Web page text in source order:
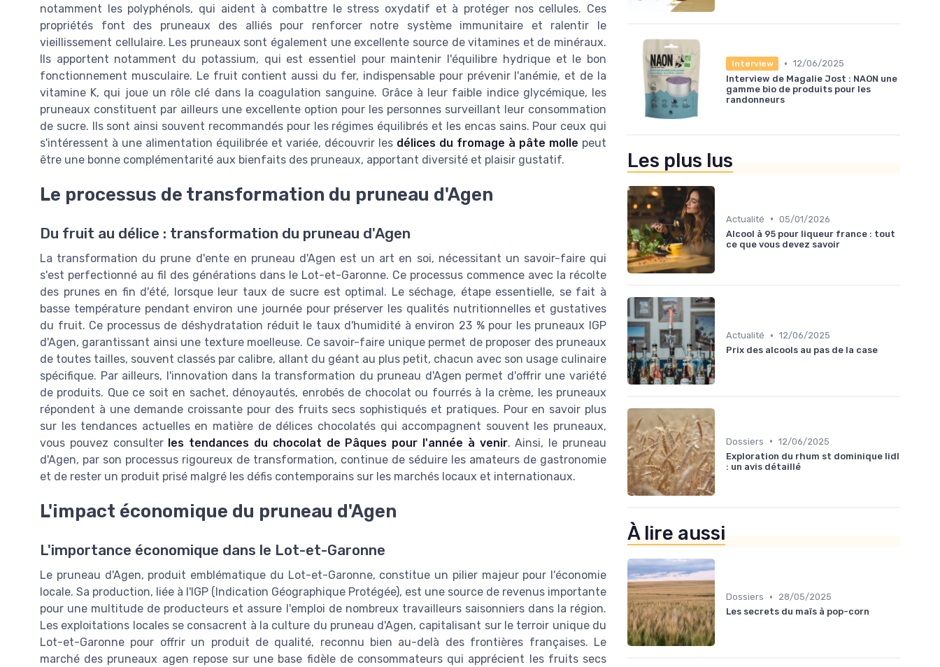
notamment les polyphénols, qui aident à combattre le stress oxydatif et à protéger nos cellules. Ces
propriétés font des pruneaux des alliés pour renforcer notre système immunitaire et ralentir le
vieillissement cellulaire. Les pruneaux sont également une excellente source de vitamines et de minéraux.
Ils apportent notamment du potassium, qui est essentiel pour maintenir l'équilibre hydrique et le bon
fonctionnement musculaire. Le fruit contient aussi du fer, indispensable pour prévenir l'anémie, et de la
vitamine K, qui joue un rôle clé dans la coagulation sanguine. Grâce à leur faible indice glycémique, les
pruneaux constituent par ailleurs une excellente option pour les personnes surveillant leur consommation
de sucre. Ils sont ainsi souvent recommandés pour les régimes équilibrés et les encas sains. Pour ceux qui
s'intéressent à une alimentation équilibrée et variée, découvrir les délices du fromage à pâte molle peut
être une bonne complémentarité aux bienfaits des pruneaux, apportant diversité et plaisir gustatif.
Le processus de transformation du pruneau d'Agen
Du fruit au délice : transformation du pruneau d'Agen
La transformation du prune d'ente en pruneau d'Agen est un art en soi, nécessitant un savoir-faire qui
s'est perfectionné au fil des générations dans le Lot-et-Garonne. Ce processus commence avec la récolte
des prunes en fin d'été, lorsque leur taux de sucre est optimal. Le séchage, étape essentielle, se fait à
basse température pendant environ une journée pour préserver les qualités nutritionnelles et gustatives
du fruit. Ce processus de déshydratation réduit le taux d'humidité à environ 23 % pour les pruneaux IGP
d'Agen, garantissant ainsi une texture moelleuse. Ce savoir-faire unique permet de proposer des pruneaux
de toutes tailles, souvent classés par calibre, allant du géant au plus petit, chacun avec son usage culinaire
spécifique. Par ailleurs, l'innovation dans la transformation du pruneau d'Agen permet d'offrir une variété
de produits. Que ce soit en sachet, dénoyautés, enrobés de chocolat ou fourrés à la crème, les pruneaux
répondent à une demande croissante pour des fruits secs sophistiqués et pratiques. Pour en savoir plus
sur les tendances actuelles en matière de délices chocolatés qui accompagnent souvent les pruneaux,
vous pouvez consulter les tendances du chocolat de Pâques pour l'année à venir. Ainsi, le pruneau
d'Agen, par son processus rigoureux de transformation, continue de séduire les amateurs de gastronomie
et de rester un produit prisé malgré les défis contemporains sur les marchés locaux et internationaux.
L'impact économique du pruneau d'Agen
L'importance économique dans le Lot-et-Garonne
Le pruneau d'Agen, produit emblématique du Lot-et-Garonne, constitue un pilier majeur pour l'économie
locale. Sa production, liée à l'IGP (Indication Géographique Protégée), est une source de revenus importante
pour une multitude de producteurs et assure l'emploi de nombreux travailleurs saisonniers dans la région.
Les exploitations locales se consacrent à la culture du pruneau d'Agen, capitalisant sur le terroir unique du
Lot-et-Garonne pour offrir un produit de qualité, reconnu bien au-delà des frontières françaises. Le
marché des pruneaux agen repose sur une base fidèle de consommateurs qui apprécient les fruits secs
Interview • 12/06/2025
Interview de Magalie Jost : NAON une
gamme bio de produits pour les
randonneurs
Les plus lus
Actualité • 05/01/2026
Alcool à 95 pour liqueur france : tout
ce que vous devez savoir
Actualité • 12/06/2025
Prix des alcools au pas de la case
Dossiers • 12/06/2025
Exploration du rhum st dominique lidl
: un avis détaillé
À lire aussi
Dossiers •
28/05/2025
Les secrets du maïs à pop-corn